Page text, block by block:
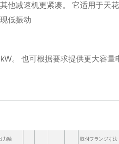
他减速机更紧凑。 它适用于天花
低振动
。 也可根据要求提供更大容量
力軸
取付フランジ寸法